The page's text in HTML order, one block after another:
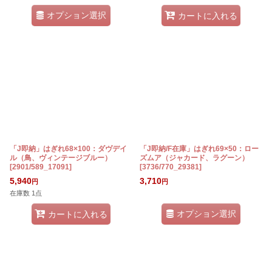
オプション選択 カートに入れる
「J即納」はぎれ68×100：ダヴデイ
ル（鳥、ヴィンテージブルー）
[2901/589_17091]
5,940円
在庫数 1点
カートに入れる
「J即納/F在庫」はぎれ69×50：ロー
ズムア（ジャカード、ラグーン）
[3736/770_29381]
3,710円
オプション選択